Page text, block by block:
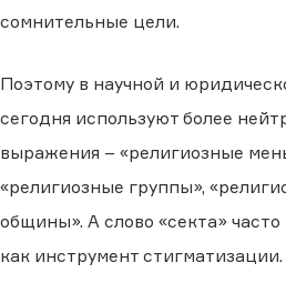
сомнительные цели.
Поэтому в научной и
сегодня используют более
выражения – «религиозные
«религиозные группы»,
общины». А слово «секта» часто
как инструмент стигматизации.